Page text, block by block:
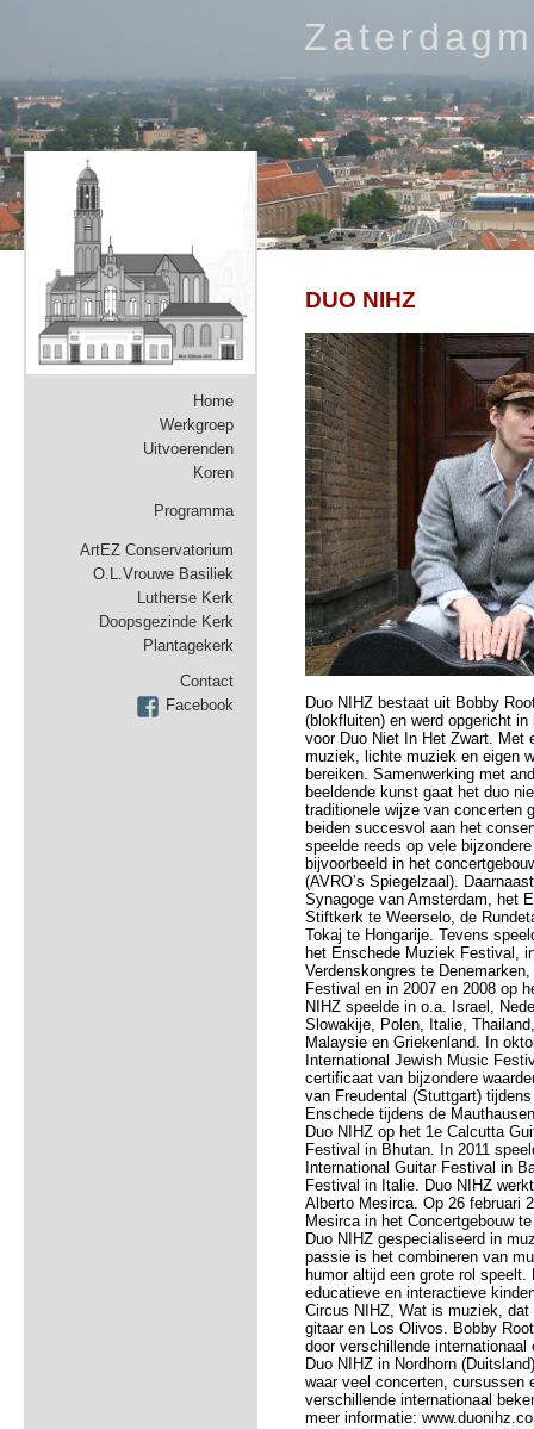
Home
Werkgroep
Uitvoerenden
Koren
Programma
ArtEZ Conservatorium
O.L.Vrouwe Basiliek
Lutherse Kerk
Doopsgezinde Kerk
Plantagekerk
Contact
Facebook
DUO NIHZ
Duo NIHZ bestaat uit Bobby
(blokfluiten) en werd opgericht
voor Duo Niet In Het Zwart. Met
muziek, lichte muziek en eigen
bereiken. Samenwerking met
beeldende kunst gaat het duo
traditionele wijze van concerten
beiden succesvol aan het
speelde reeds op vele
bijvoorbeeld in het
(AVRO’s Spiegelzaal).
Synagoge van Amsterdam, het
Stiftkerk te Weerselo, de
Tokaj te Hongarije. Tevens
het Enschede Muziek Festival,
Verdenskongres te
Festival en in 2007 en 2008 op
NIHZ speelde in o.a. Israel,
Slowakije, Polen, Italie,
Malaysie en Griekenland. In
International Jewish Music
certificaat van bijzondere
van Freudental (Stuttgart)
Enschede tijdens de
Duo NIHZ op het 1e Calcutta
Festival in Bhutan. In 2011
International Guitar Festival in
Festival in Italie. Duo NIHZ
Alberto Mesirca. Op 26 februari
Mesirca in het Concertgebouw
Duo NIHZ gespecialiseerd in
passie is het combineren van
humor altijd een grote rol
educatieve en interactieve
Circus NIHZ, Wat is muziek,
gitaar en Los Olivos. Bobby
door verschillende
Duo NIHZ in Nordhorn
waar veel concerten, cursussen
verschillende internationaal
meer informatie: